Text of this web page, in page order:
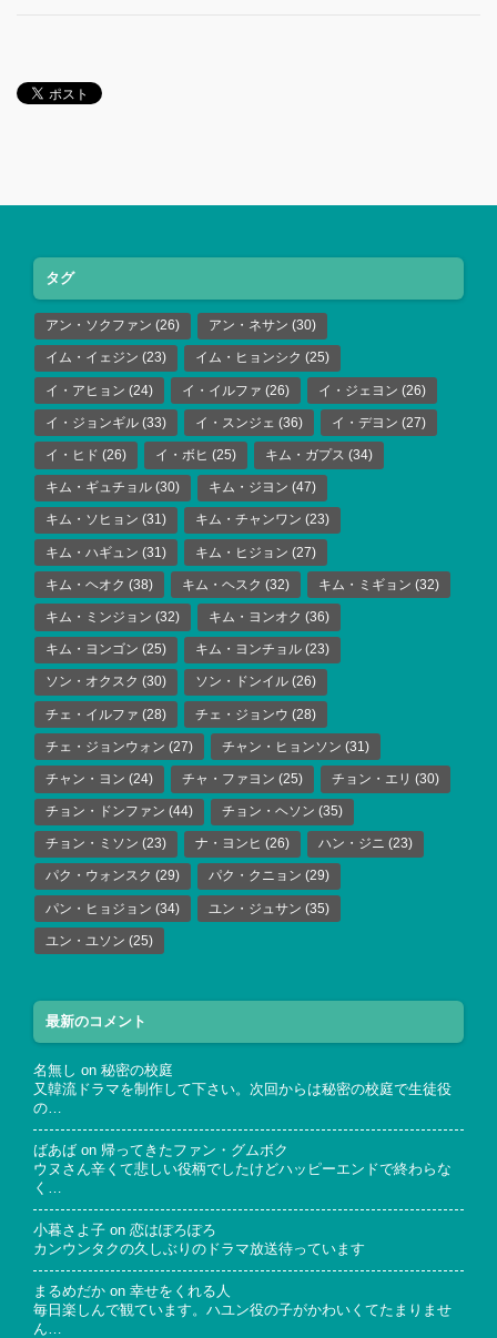
タグ
アン・ソクファン (26) アン・ネサン (30)
イム・イェジン (23) イム・ヒョンシク (25)
イ・アヒョン (24) イ・イルファ (26) イ・ジェヨン (26)
イ・ジョンギル (33) イ・スンジェ (36) イ・デヨン (27)
イ・ヒド (26) イ・ボヒ (25) キム・ガプス (34)
キム・ギュチョル (30) キム・ジヨン (47)
キム・ソヒョン (31) キム・チャンワン (23)
キム・ハギュン (31) キム・ヒジョン (27)
キム・ヘオク (38) キム・ヘスク (32) キム・ミギョン (32)
キム・ミンジョン (32) キム・ヨンオク (36)
キム・ヨンゴン (25) キム・ヨンチョル (23)
ソン・オクスク (30) ソン・ドンイル (26)
チェ・イルファ (28) チェ・ジョンウ (28)
チェ・ジョンウォン (27) チャン・ヒョンソン (31)
チャン・ヨン (24) チャ・ファヨン (25) チョン・エリ (30)
チョン・ドンファン (44) チョン・ヘソン (35)
チョン・ミソン (23) ナ・ヨンヒ (26) ハン・ジニ (23)
パク・ウォンスク (29) パク・クニョン (29)
パン・ヒョジョン (34) ユン・ジュサン (35)
ユン・ユソン (25)
最新のコメント
名無し on 秘密の校庭
又韓流ドラマを制作して下さい。次回からは秘密の校庭で生徒役
の…
ばあば on 帰ってきたファン・グムボク
ウヌさん辛くて悲しい役柄でしたけどハッピーエンドで終わらな
く…
小暮さよ子 on 恋はぽろぽろ
カンウンタクの久しぶりのドラマ放送待っています
まるめだか on 幸せをくれる人
毎日楽しんで観ています。ハユン役の子がかわいくてたまりませ
ん…